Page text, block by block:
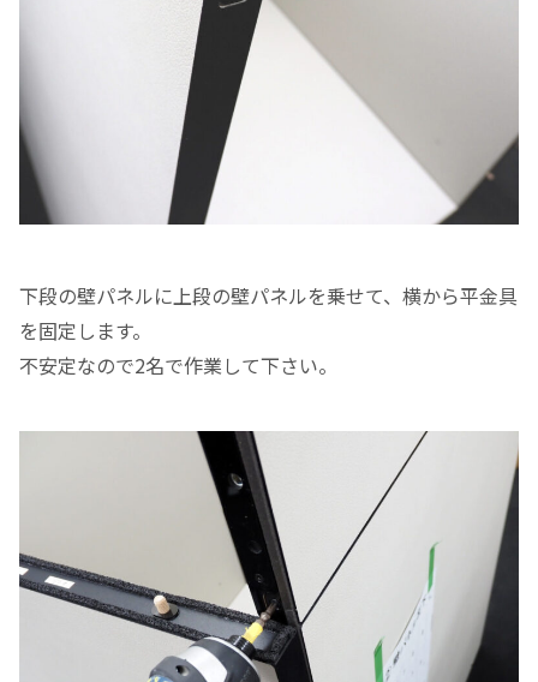
下段の壁パネルに上段の壁パネルを乗せて、横から平金具
を固定します。
不安定なので2名で作業して下さい。